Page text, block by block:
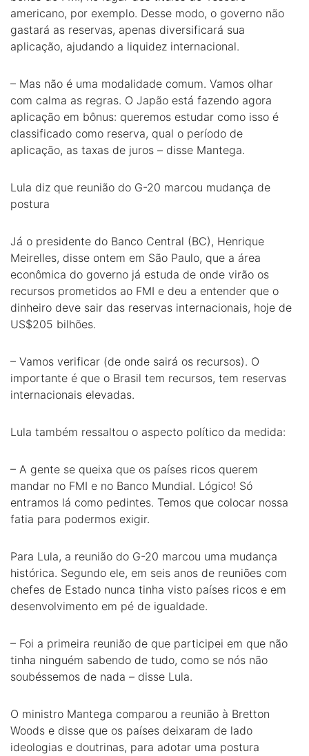
americano, por exemplo. Desse modo, o governo não
gastará as reservas, apenas diversificará sua
aplicação, ajudando a liquidez internacional.
– Mas não é uma modalidade comum. Vamos olhar
com calma as regras. O Japão está fazendo agora
aplicação em bônus: queremos estudar como isso é
classificado como reserva, qual o período de
aplicação, as taxas de juros – disse Mantega.
Lula diz que reunião do G-20 marcou mudança de
postura
Já o presidente do Banco Central (BC), Henrique
Meirelles, disse ontem em São Paulo, que a área
econômica do governo já estuda de onde virão os
recursos prometidos ao FMI e deu a entender que o
dinheiro deve sair das reservas internacionais, hoje de
US$205 bilhões.
– Vamos verificar (de onde sairá os recursos). O
importante é que o Brasil tem recursos, tem reservas
internacionais elevadas.
Lula também ressaltou o aspecto político da medida:
– A gente se queixa que os países ricos querem
mandar no FMI e no Banco Mundial. Lógico! Só
entramos lá como pedintes. Temos que colocar nossa
fatia para podermos exigir.
Para Lula, a reunião do G-20 marcou uma mudança
histórica. Segundo ele, em seis anos de reuniões com
chefes de Estado nunca tinha visto países ricos e em
desenvolvimento em pé de igualdade.
– Foi a primeira reunião de que participei em que não
tinha ninguém sabendo de tudo, como se nós não
soubéssemos de nada – disse Lula.
O ministro Mantega comparou a reunião à Bretton
Woods e disse que os países deixaram de lado
ideologias e doutrinas, para adotar uma postura